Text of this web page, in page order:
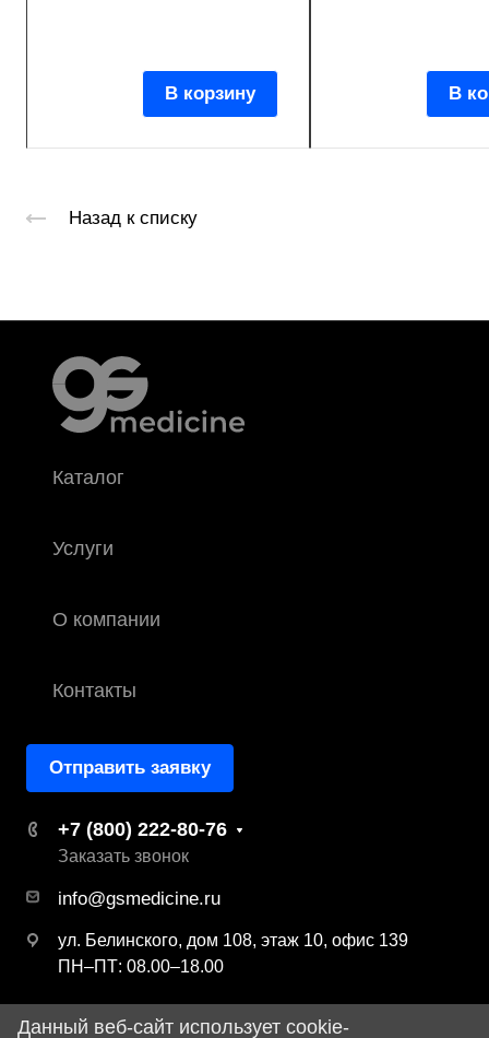
В корзину В
Назад к списку
Каталог
Услуги
О компании
Контакты
Отправить заявку
+7 (800) 222-80-76
Заказать звонок
info@gsmedicine.ru
ул. Белинского, дом 108, этаж 10, офис 139
ПН–ПТ: 08.00–18.00
© 2026 ООО «ДЖИ ЭС Медицина»
Данный веб-сайт использует cookie-